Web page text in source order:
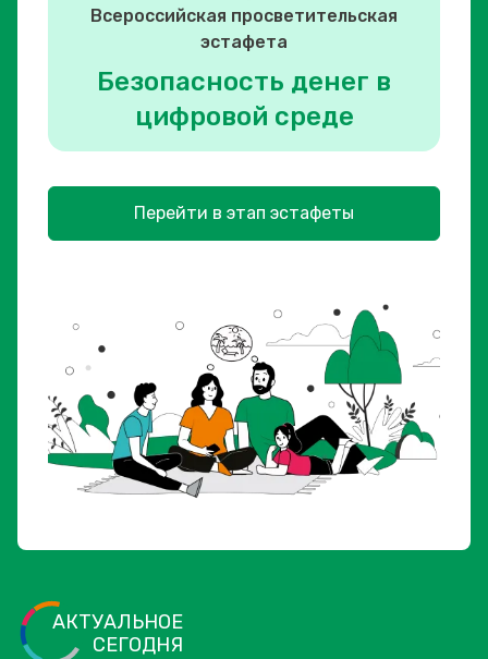
Всероссийская просветительская
эстафета
Безопасность денег в
цифровой среде
Перейти в этап эстафеты
АКТУАЛЬНОЕ
СЕГОДНЯ